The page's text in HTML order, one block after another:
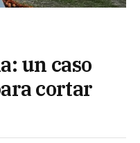
un caso
cortar